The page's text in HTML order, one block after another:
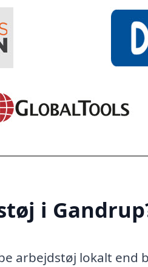
i
arbejdstøj lokalt end